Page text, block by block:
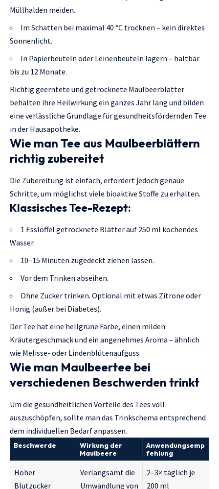
Müllhalden meiden.
Im Schatten bei maximal 40 °C trocknen – kein direktes
Sonnenlicht.
In Papierbeuteln oder Leinenbeuteln lagern – haltbar
bis zu 12 Monate.
Richtig geerntete und getrocknete Maulbeerblätter
behalten ihre Heilwirkung ein ganzes Jahr lang und bilden
eine verlässliche Grundlage für gesundheitsfördernden Tee
in der Hausapotheke.
Wie man Tee aus Maulbeerblättern
richtig zubereitet
Die Zubereitung ist einfach, erfordert jedoch genaue
Schritte, um möglichst viele bioaktive Stoffe zu erhalten.
Klassisches Tee-Rezept:
1 Esslöffel getrocknete Blätter auf 250 ml kochendes
Wasser.
10–15 Minuten zugedeckt ziehen lassen.
Vor dem Trinken abseihen.
Ohne Zucker trinken. Optional mit etwas Zitrone oder
Honig (außer bei Diabetes).
Der Tee hat eine hellgrüne Farbe, einen milden
Kräutergeschmack und ein angenehmes Aroma – ähnlich
wie Melisse- oder Lindenblütenaufguss.
Wie man Maulbeertee bei
verschiedenen Beschwerden trinkt
Um die gesundheitlichen Vorteile des Tees voll
auszuschöpfen, sollte man das Trinkschema entsprechend
dem individuellen Bedarf anpassen.
Beschwerde
Wirkung der
Maulbeere
Anwendungsemp
fehlung
Hoher
Blutzucker
Verlangsamt die
Umwandlung von
2–3× täglich je
200 ml